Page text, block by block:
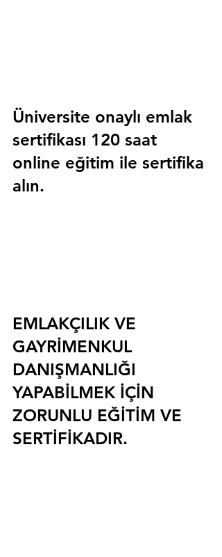
Üniversite onaylı emlak
sertifikası 120 saat
online eğitim ile sertifika
alın.
EMLAKÇILIK VE
GAYRİMENKUL
DANIŞMANLIĞI
YAPABİLMEK İÇİN
ZORUNLU EĞİTİM VE
SERTİFİKADIR.